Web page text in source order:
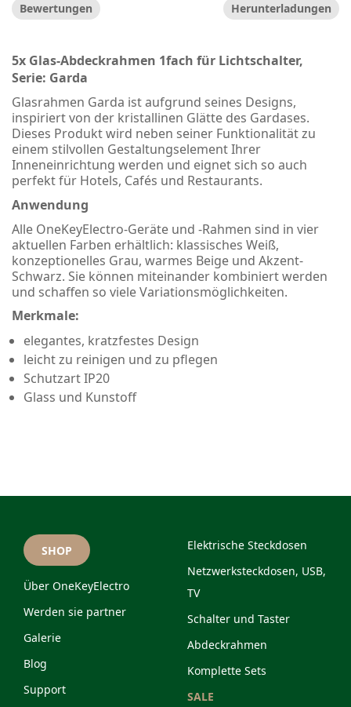
Bewertungen
Herunterladungen
5x Glas-Abdeckrahmen 1fach für Lichtschalter,
Serie: Garda
Glasrahmen Garda ist aufgrund seines Designs,
inspiriert von der kristallinen Glätte des Gardases.
Dieses Produkt wird neben seiner Funktionalität zu
einem stilvollen Gestaltungselement Ihrer
Inneneinrichtung werden und eignet sich so auch
perfekt für Hotels, Cafés und Restaurants.
Anwendung
Alle OneKeyElectro-Geräte und -Rahmen sind in vier
aktuellen Farben erhältlich: klassisches Weiß,
konzeptionelles Grau, warmes Beige und Akzent-
Schwarz. Sie können miteinander kombiniert werden
und schaffen so viele Variationsmöglichkeiten.
Merkmale:
elegantes, kratzfestes Design
leicht zu reinigen und zu pflegen
Schutzart IP20
Glass und Kunstoff
SHOP
Über OneKeyElectro
Werden sie partner
Galerie
Blog
Support
Elektrische Steckdosen
Netzwerksteckdosen, USB,
TV
Schalter und Taster
Abdeckrahmen
Komplette Sets
SALE